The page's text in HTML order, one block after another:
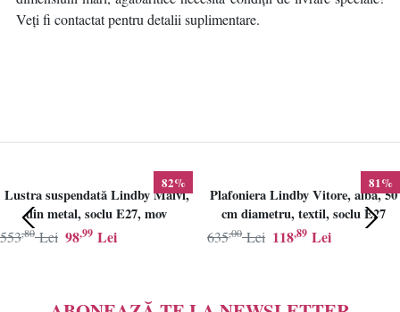
Veți fi contactat pentru detalii suplimentare.
82%
Lustra suspendată Lindby Maivi,
din metal, soclu E27, mov
98,99 Lei
553,80 Lei
81%
Plafoniera Lindby Vitore, alba, 50
cm diametru, textil, soclu E27
118,89 Lei
635,00 Lei